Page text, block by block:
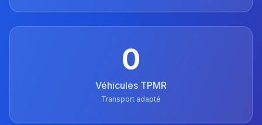
0
Véhicules TPMR
Transport adapté